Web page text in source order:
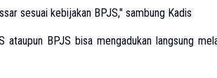
sesuai kebijakan BPJS," sambung Kadis
BPJS bisa mengadukan langsung